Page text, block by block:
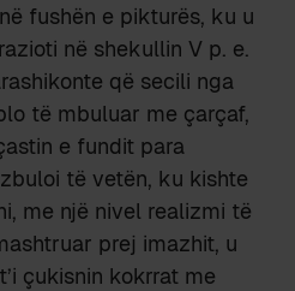
fushën e pikturës, ku u
në shekullin V p. e.
që secili nga
të mbuluar me çarçaf,
e fundit para
të vetën, ku kishte
me një nivel realizmi të
prej imazhit, u
çukisnin kokrrat me